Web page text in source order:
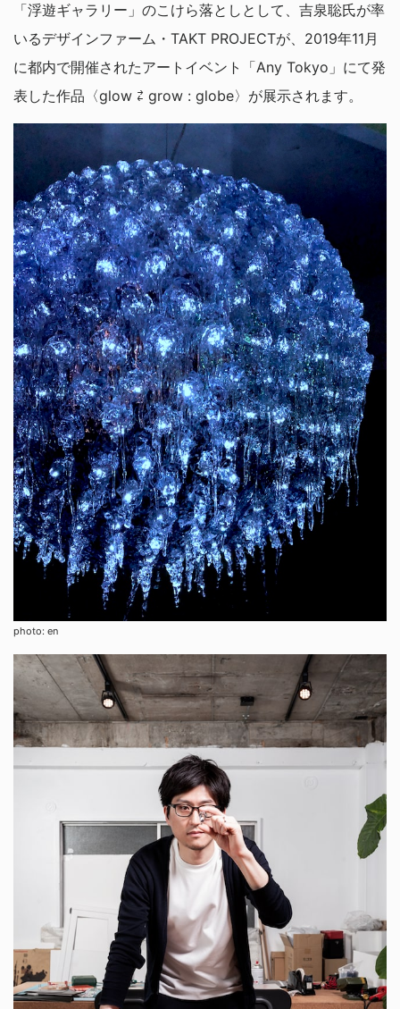
「浮遊ギャラリー」のこけら落としとして、吉泉聡氏が率
いるデザインファーム・TAKT PROJECTが、2019年11月
に都内で開催されたアートイベント「Any Tokyo」にて発
表した作品〈glow ⇄ grow : globe〉が展示されます。
photo: en